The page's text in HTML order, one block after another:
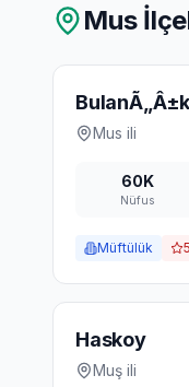
Mus
BulanÃ„Â±k
Mus ili
60K
Nüfus
Müftülük 5
Haskoy
Muş ili